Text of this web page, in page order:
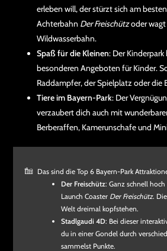
erleben will, der stürzt sich am
Achterbahn Der Freischützoder wagt
Wildwasserbahn.
Spaß für die Kleinen: Der
besonderen Angeboten für Kinder.
Raddampfer, der Spielplatz oder die
Tiere im Bayern-Park: Der
verzaubert dich auch mit
Berberaffen, Kamerunschafe und
Das sind die Top 6 Bayern-Park
Der Freischütz: Ganz schnell
Launch Coaster Der Freischütz.
Welt dreimal kopfstehen.
Stadlgaudi 4D: Bei dieser
du in einer Gondel durch
sammelst Punkte.